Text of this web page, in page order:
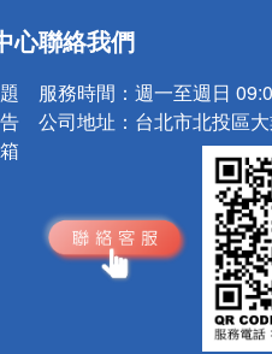
！
心聯絡我們
服務時間： 週一至週日
公司地址： 台北市北投區